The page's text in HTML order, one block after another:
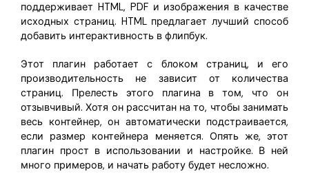
поддерживает HTML, PDF и изображения в качестве
исходных страниц. HTML предлагает лучший способ
добавить интерактивность в флипбук.
Этот плагин работает с блоком страниц, и его
производительность не зависит от количества
страниц. Прелесть этого плагина в том, что он
отзывчивый. Хотя он рассчитан на то, чтобы занимать
весь контейнер, он автоматически подстраивается,
если размер контейнера меняется. Опять же, этот
плагин прост в использовании и настройке. В ней
много примеров, и начать работу будет несложно.